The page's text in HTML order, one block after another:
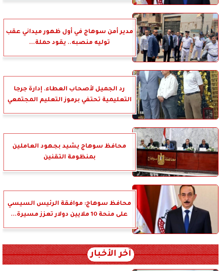
مدير أمن سوهاج في أول ظهور ميداني عقب
توليه منصبه.. يقود حملة...
رد الجميل لأصحاب العطاء. إدارة جرجا
التعليمية تحتفي برموز التعليم المجتمعي
محافظ سوهاج يشيد بجهود العاملين
بمنظومة التقنين
محافظ سوهاج: موافقة الرئيس السيسي
على منحة 10 ملايين دولار تعزز مسيرة...
آخر الأخبار